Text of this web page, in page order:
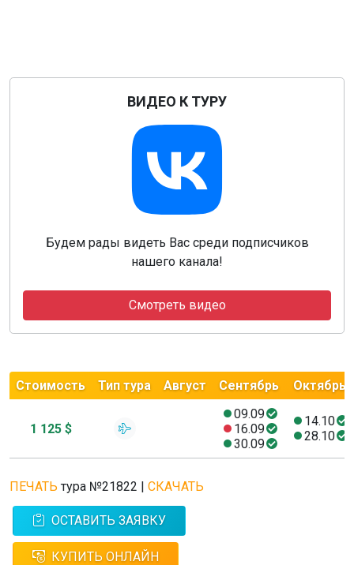
ВИДЕО К ТУРУ
Будем рады видеть Вас среди подписчиков
нашего канала!
Смотреть видео
Стоимость Тип тура Август Сентябрь Октябрь
1 125 $
09.09
16.09
30.09
14.10
28.10
ПЕЧАТЬ тура №21822 | СКАЧАТЬ
ОСТАВИТЬ ЗАЯВКУ
КУПИТЬ ОНЛАЙН